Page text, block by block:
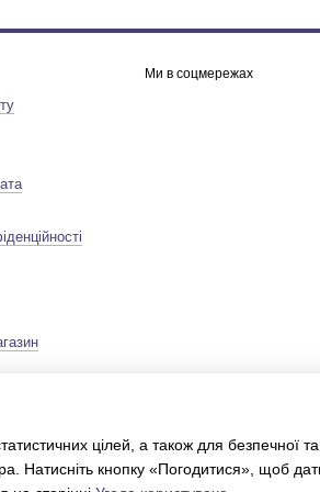
Ми в соцмережах
Інтернет-магазин створений з
цілей, а також для безпечної
Натисніть кнопку «Погодитися», щоб